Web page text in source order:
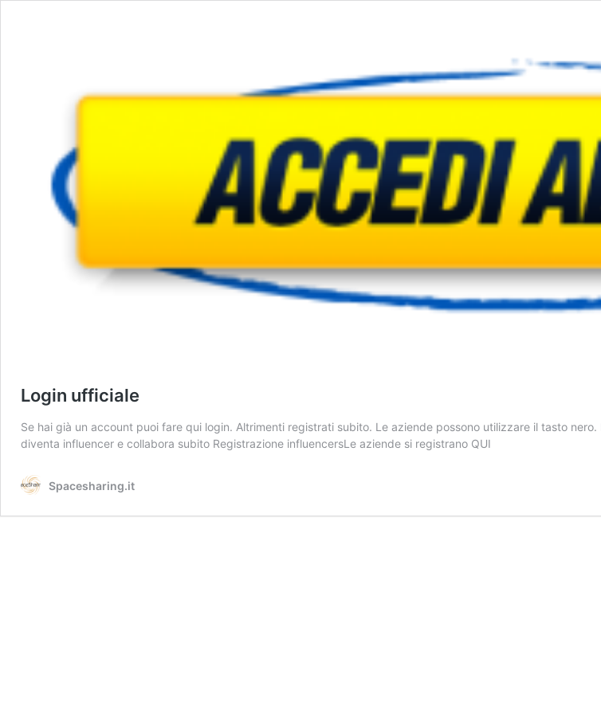
Login ufficiale
Se hai già un account puoi fare qui login. Altrimenti registrati subito. Le aziende possono utilizzare il tasto
diventa influencer e collabora subito Registrazione influencersLe aziende si registrano QUI
Spacesharing.it